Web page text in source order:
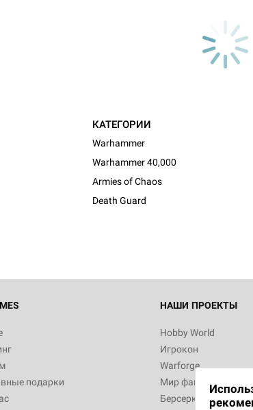
КАТЕГОРИИ
Warhammer
Warhammer 40,000
Armies of Chaos
Death Guard
подарки
НАШИ ПРОЕКТЫ
Hobby World
Игрокон
Warforge
Мир фантастики
Берсерк